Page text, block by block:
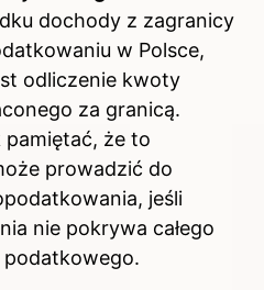
dochody z zagranicy
w Polsce,
odliczenie kwoty
za granicą.
pamiętać, że to
prowadzić do
jeśli
nie pokrywa całego